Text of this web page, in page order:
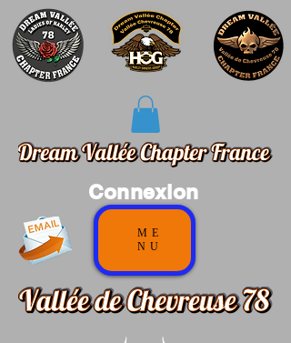
ME
NU
Connexion